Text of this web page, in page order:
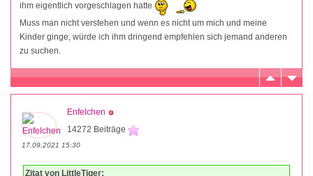
ihm eigentlich vorgeschlagen hatte
Muss man nicht verstehen und wenn es nicht um mich und meine
Kinder ginge, würde ich ihm dringend empfehlen sich jemand anderen
zu suchen.
Enfelchen
14272 Beiträge
17.09.2021 15:30
Zitat von LittleTiger: